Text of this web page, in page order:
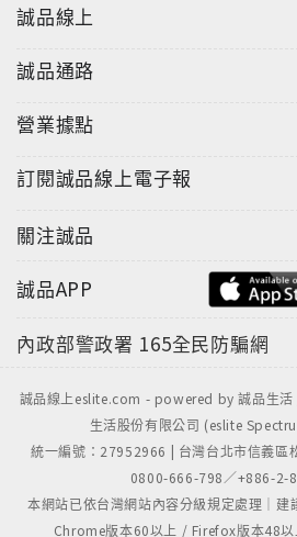
誠品線上
誠品通路
營業據點
訂閱誠品線上電子報
關注誠品
誠品APP
內政部警政署 165全民防騙網
誠品線上eslite.com - powered by 誠品生
生活股份有限公司 (eslite
統一編號：27952966 | 台灣台北市信義區
0800-666-798／+886-2-
本網站已依台灣網站內容分級規定處理｜
Chrome版本60以上 / Firefox版本48